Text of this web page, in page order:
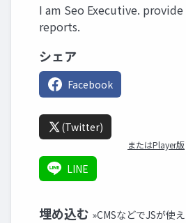
I am Seo Executive.
reports.
シェア
Facebook
(Twitter)
またはPlayer版
LINE
埋め込む »CMSなどでJSが使